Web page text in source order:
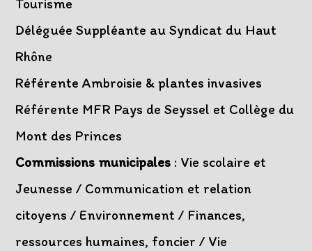
Tourisme
Déléguée Suppléante au Syndicat du Haut
Rhône
Référente Ambroisie & plantes invasives
Référente MFR Pays de Seyssel et Collège du
Mont des Princes
Commissions municipales : Vie scolaire et
Jeunesse / Communication et relation
citoyens / Environnement / Finances,
ressources humaines, foncier / Vie